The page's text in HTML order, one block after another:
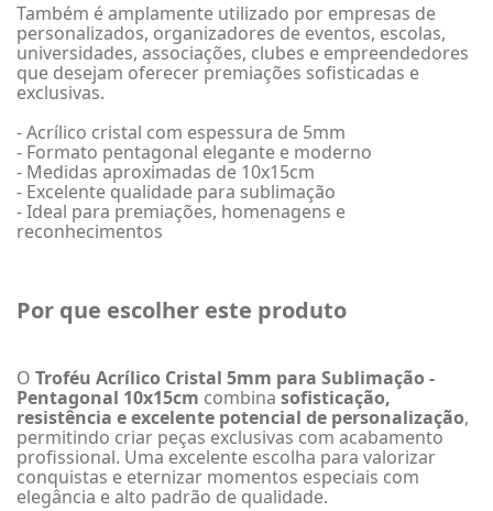
Também é amplamente utilizado por empresas de
personalizados, organizadores de eventos, escolas,
universidades, associações, clubes e empreendedores
que desejam oferecer premiações sofisticadas e
exclusivas.
- Acrílico cristal com espessura de 5mm
- Formato pentagonal elegante e moderno
- Medidas aproximadas de 10x15cm
- Excelente qualidade para sublimação
- Ideal para premiações, homenagens e
reconhecimentos
Por que escolher este produto
O Troféu Acrílico Cristal 5mm para Sublimação -
Pentagonal 10x15cm combina sofisticação,
resistência e excelente potencial de personalização,
permitindo criar peças exclusivas com acabamento
profissional. Uma excelente escolha para valorizar
conquistas e eternizar momentos especiais com
elegância e alto padrão de qualidade.